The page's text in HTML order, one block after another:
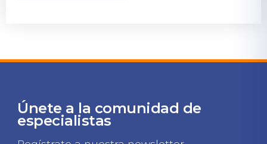
Únete a la comunidad de
especialistas